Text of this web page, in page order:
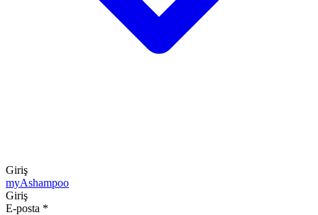
Giriş
myAshampoo
Giriş
E-posta *